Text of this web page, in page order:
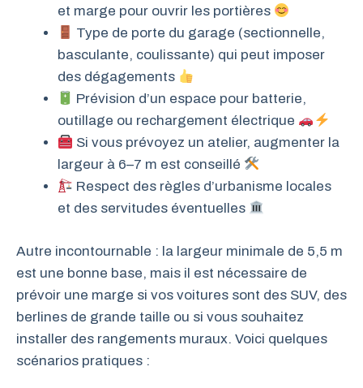
et marge pour ouvrir les portières
Type de porte du garage (sectionnelle,
basculante, coulissante) qui peut imposer
des dégagements
Prévision d’un espace pour batterie,
outillage ou rechargement électrique
Si vous prévoyez un atelier, augmenter la
largeur à 6–7 m est conseillé
Respect des règles d’urbanisme locales
et des servitudes éventuelles
Autre incontournable : la largeur minimale de 5,5 m
est une bonne base, mais il est nécessaire de
prévoir une marge si vos voitures sont des SUV, des
berlines de grande taille ou si vous souhaitez
installer des rangements muraux. Voici quelques
scénarios pratiques :